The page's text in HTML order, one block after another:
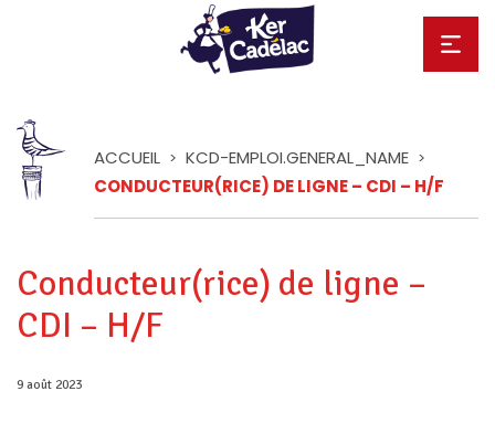
Conducteur(rice) de ligne –
CDI – H/F
ACCUEIL > KCD-EMPLOI.GENERAL_NAME >
CONDUCTEUR(RICE) DE LIGNE – CDI – H/F
Posted
9 août 2023